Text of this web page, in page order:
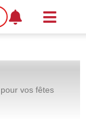
vos fêtes